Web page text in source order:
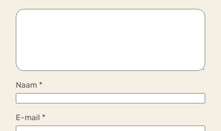
Naam *
E-mail *